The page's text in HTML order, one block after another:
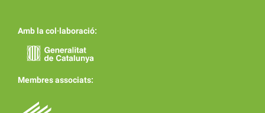
Amb la col·laboració:
Membres associats: